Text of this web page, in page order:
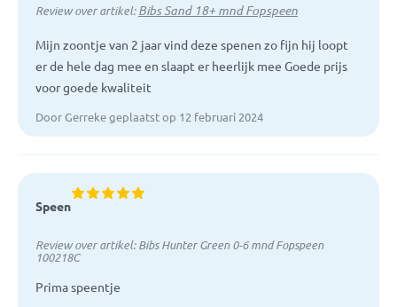
Review over artikel:Bibs Sand 18+ mnd Fopspeen
Mijn zoontje van 2 jaar vind deze spenen zo fijn hij loopt
er de hele dag mee en slaapt er heerlijk mee Goede prijs
voor goede kwaliteit
Door Gerreke geplaatst op 12 februari 2024
Speen
Review over artikel:Bibs Hunter Green 0-6 mnd Fopspeen
100218C
Prima speentje